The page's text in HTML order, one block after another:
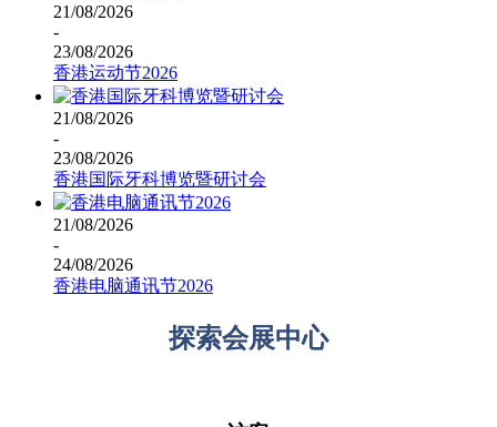
21/08/2026
-
23/08/2026
香港运动节2026
21/08/2026
-
23/08/2026
香港国际牙科博览暨研讨会
21/08/2026
-
24/08/2026
香港电脑通讯节2026
探索会展中心